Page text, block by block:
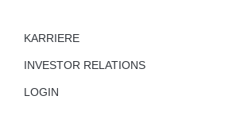
KARRIERE
INVESTOR RELATIONS
LOGIN